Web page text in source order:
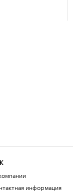
информация